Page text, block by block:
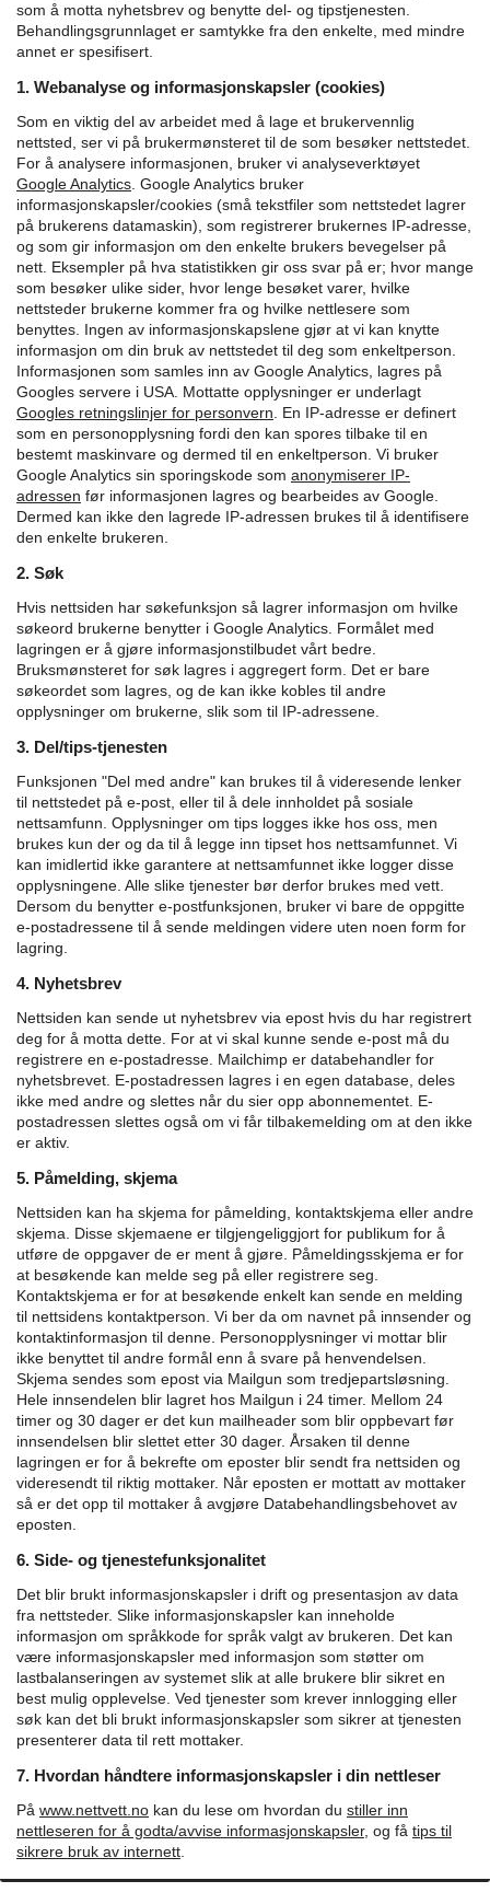
som å motta nyhetsbrev og benytte del- og tipstjenesten.
Behandlingsgrunnlaget er samtykke fra den enkelte, med mindre
annet er spesifisert.
1. Webanalyse og informasjonskapsler (cookies)
Som en viktig del av arbeidet med å lage et brukervennlig
nettsted, ser vi på brukermønsteret til de som besøker nettstedet.
For å analysere informasjonen, bruker vi analyseverktøyet
Google Analytics Google Analytics bruker
informasjonskapsler/cookies (små tekstfiler som nettstedet lagrer
på brukerens datamaskin), som registrerer brukernes IP-adresse,
og som gir informasjon om den enkelte brukers bevegelser på
nett. Eksempler på hva statistikken gir oss svar på er; hvor mange
som besøker ulike sider, hvor lenge besøket varer, hvilke
nettsteder brukerne kommer fra og hvilke nettlesere som
benyttes. Ingen av informasjonskapslene gjør at vi kan knytte
informasjon om din bruk av nettstedet til deg som enkeltperson.
Informasjonen som samles inn av Google Analytics, lagres på
Googles servere i USA. Mottatte opplysninger er underlagt
Googles retningslinjer for personvern
En IP-adresse er definert
som en personopplysning fordi den kan spores tilbake til en
bestemt maskinvare og dermed til en enkeltperson. Vi bruker
Google Analytics sin sporingskode som anonymiserer IP-
adressen før informasjonen lagres og bearbeides av Google.
Dermed kan ikke den lagrede IP-adressen brukes til å identifisere
den enkelte brukeren.
2. Søk
Hvis nettsiden har søkefunksjon så lagrer informasjon om hvilke
søkeord brukerne benytter i Google Analytics. Formålet med
lagringen er å gjøre informasjonstilbudet vårt bedre.
Bruksmønsteret for søk lagres i aggregert form. Det er bare
søkeordet som lagres, og de kan ikke kobles til andre
opplysninger om brukerne, slik som til IP-adressene.
3. Del/tips-tjenesten
Funksjonen "Del med andre" kan brukes til å videresende lenker
til nettstedet på e-post, eller til å dele innholdet på sosiale
nettsamfunn. Opplysninger om tips logges ikke hos oss, men
brukes kun der og da til å legge inn tipset hos nettsamfunnet. Vi
kan imidlertid ikke garantere at nettsamfunnet ikke logger disse
opplysningene. Alle slike tjenester bør derfor brukes med vett.
Dersom du benytter e-postfunksjonen, bruker vi bare de oppgitte
e-postadressene til å sende meldingen videre uten noen form for
lagring.
4. Nyhetsbrev
Nettsiden kan sende ut nyhetsbrev via epost hvis du har registrert
deg for å motta dette. For at vi skal kunne sende e-post må du
registrere en e-postadresse. Mailchimp er databehandler for
nyhetsbrevet. E-postadressen lagres i en egen database, deles
ikke med andre og slettes når du sier opp abonnementet. E-
postadressen slettes også om vi får tilbakemelding om at den ikke
er aktiv.
5. Påmelding, skjema
Nettsiden kan ha skjema for påmelding, kontaktskjema eller andre
skjema. Disse skjemaene er tilgjengeliggjort for publikum for å
utføre de oppgaver de er ment å gjøre. Påmeldingsskjema er for
at besøkende kan melde seg på eller registrere seg.
Kontaktskjema er for at besøkende enkelt kan sende en melding
til nettsidens kontaktperson. Vi ber da om navnet på innsender og
kontaktinformasjon til denne. Personopplysninger vi mottar blir
ikke benyttet til andre formål enn å svare på henvendelsen.
Skjema sendes som epost via Mailgun som tredjepartsløsning.
Hele innsendelen blir lagret hos Mailgun i 24 timer. Mellom 24
timer og 30 dager er det kun mailheader som blir oppbevart før
innsendelsen blir slettet etter 30 dager. Årsaken til denne
lagringen er for å bekrefte om eposter blir sendt fra nettsiden og
videresendt til riktig mottaker. Når eposten er mottatt av mottaker
så er det opp til mottaker å avgjøre Databehandlingsbehovet av
eposten.
6. Side- og tjenestefunksjonalitet
Det blir brukt informasjonskapsler i drift og presentasjon av data
fra nettsteder. Slike informasjonskapsler kan inneholde
informasjon om språkkode for språk valgt av brukeren. Det kan
være informasjonskapsler med informasjon som støtter om
lastbalanseringen av systemet slik at alle brukere blir sikret en
best mulig opplevelse. Ved tjenester som krever innlogging eller
søk kan det bli brukt informasjonskapsler som sikrer at tjenesten
presenterer data til rett mottaker.
7. Hvordan håndtere informasjonskapsler i din nettleser
På www.nettvett.no kan du lese om hvordan du stiller inn
nettleseren for å godta/avvise informasjonskapsler, og få tips til
sikrere bruk av internett